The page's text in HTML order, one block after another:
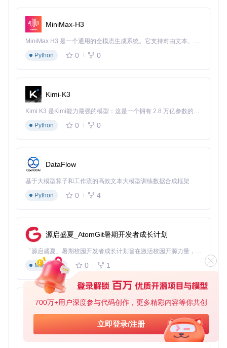
700万+用户深度参与代码创作，更多精彩内容等你共创
立即登录/注册
MiniMax-H3
MiniMax H3 是一个通用的全模态生成系统。它支持对由文本、图像、视频和音频组成的多模态上下文进行统一理解，并能生成分辨率高达 2K、时长可达 15 秒的带原生立体声音频的视频。得益于面向任务泛化的系统设计，H3 在预训练阶段就已具备广泛的多模态上下文理解与生成能力，能够出色地执行复杂的多模态指令。
Python
0 0
Kimi-K3
Kimi K3 是Kimi能力最强的模型：这是一个拥有 2.8 万亿参数的混合专家（MoE）模型，具备原生视觉理解能力，并支持 100 万 token 的上下文窗口。
Python
0 0
DataFlow
基于大模型算子和工作流的高效文本大模型训练数据合成框架
Python
0 4
源启盛夏_AtomGit暑期开发者成长计划
「源启盛夏」暑期校园开发者成长计划旨在激活校园开源力量，通过积分激励、认证扶持、资源倾斜等形式，引导高校组织和开发者完成「入驻 — 建项目 — 做贡献 — 获认证 — 得资源」的完整闭环。无论你是想带领社团入驻平台的组织者，还是希望用代码贡献证明自己的开发者，都能在这里找到属于你的成长路径。
Markdown
0 1
py-xiaozhi
基于Python的Xiaozhi AI，适用于想要完整Xiaozhi体验而无需拥有专用硬件的用户。
Python
0 1